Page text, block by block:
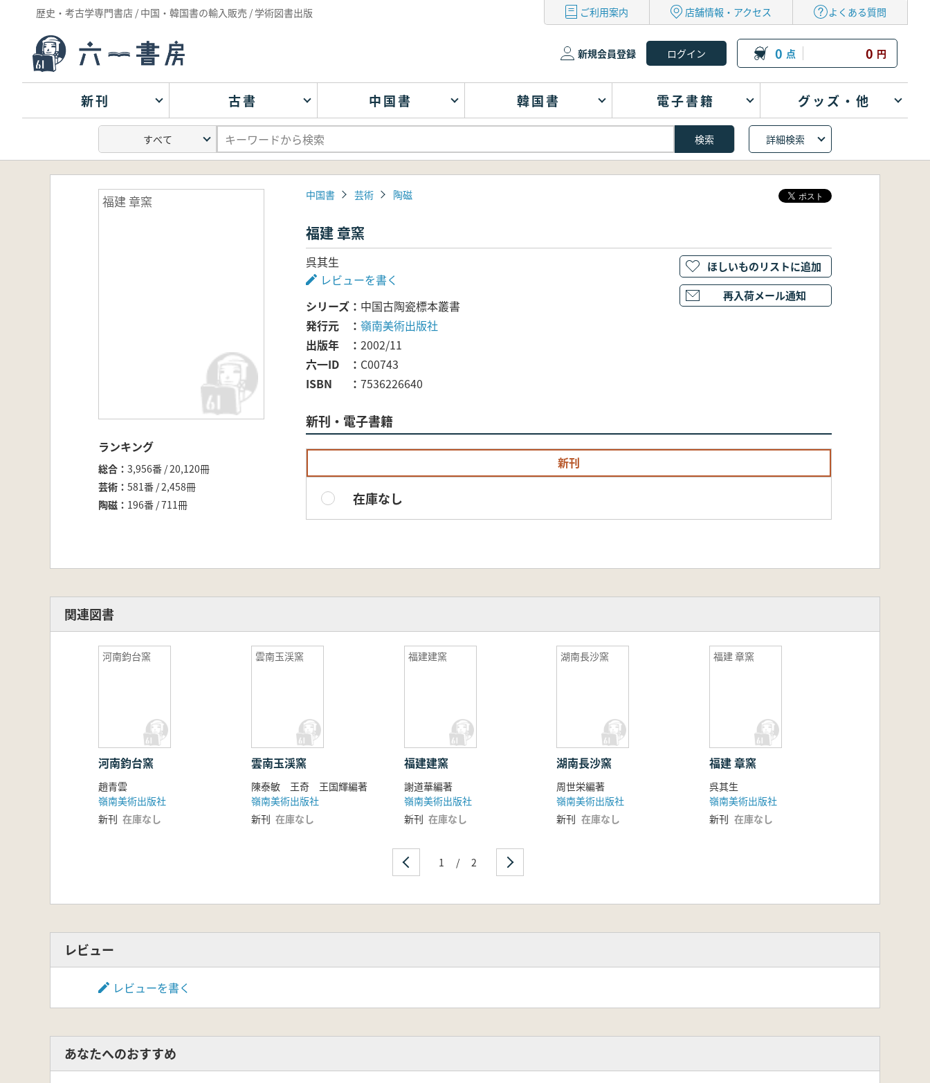
歴史・考古学専門書店 / 中国・韓国書の輸入販売 / 学術図書出版 ご利用案内 店舗情報・アクセス よくある質問
新規会員登録 0 点 0 円
新刊 古書 中国書 韓国書 電子書籍 グッズ・他
詳細検索
福建 章窯
ランキング
総合
3,956番 / 20,120冊
芸術
581番 / 2,458冊
陶磁
196番 / 711冊
中国書 芸術 陶磁
福建 章窯
呉其生
レビューを書く
シリーズ
中国古陶瓷標本叢書
発行元
嶺南美術出版社
出版年
2002/11
六一ID
C00743
ISBN
7536226640
新刊・電子書籍
新刊
在庫なし
ほしいものリストに追加
再入荷メール通知
関連図書
河南鈞台窯
河南鈞台窯
趙青雲
嶺南美術出版社
新刊 在庫なし
雲南玉渓窯
雲南玉渓窯
陳泰敏 王奇 王国輝編著
嶺南美術出版社
新刊 在庫なし
福建建窯
福建建窯
謝道華編著
嶺南美術出版社
新刊 在庫なし
湖南長沙窯
湖南長沙窯
周世栄編著
嶺南美術出版社
新刊 在庫なし
福建 章窯
福建 章窯
呉其生
嶺南美術出版社
新刊 在庫なし
1 / 2
レビュー
レビューを書く
あなたへのおすすめ